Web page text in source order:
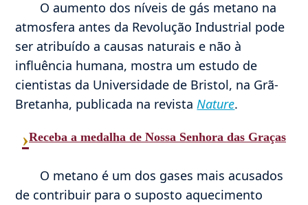
O aumento dos níveis de gás metano na
atmosfera antes da Revolução Industrial pode
ser atribuído a causas naturais e não à
influência humana, mostra um estudo de
cientistas da Universidade de Bristol, na Grã-
Bretanha, publicada na revistaNature.
›Receba a medalha de Nossa Senhora das Graças
O metano é um dos gases mais acusados
de contribuir para o suposto aquecimento